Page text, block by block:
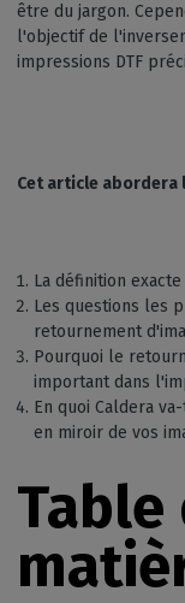
être du jargon.
l'objectif de
impressions DTF
Cet article
La définition
Les questions les
retournement
Pourquoi le
important dans
En quoi Caldera
en miroir de vos
Table